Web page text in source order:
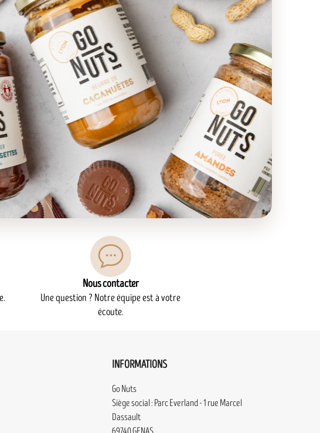
Nous contacter
Une question ? Notre équipe est à votre
écoute.
INFORMATIONS
Go Nuts
Siège social : Parc Everland - 1 rue Marcel
Dassault